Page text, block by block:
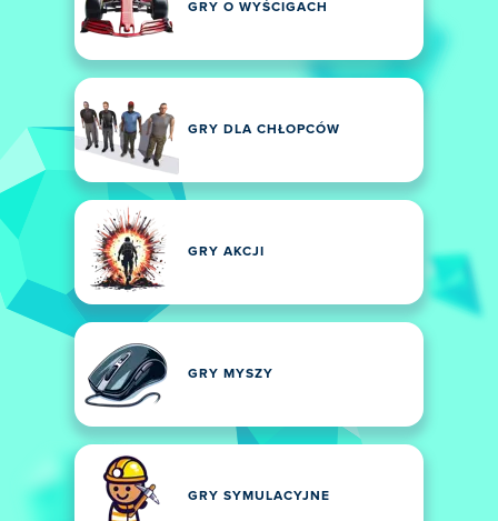
GRY O WYŚCIGACH
GRY DLA CHŁOPCÓW
GRY AKCJI
GRY MYSZY
GRY SYMULACYJNE